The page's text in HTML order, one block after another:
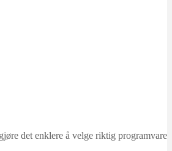
det enklere å velge riktig programvare